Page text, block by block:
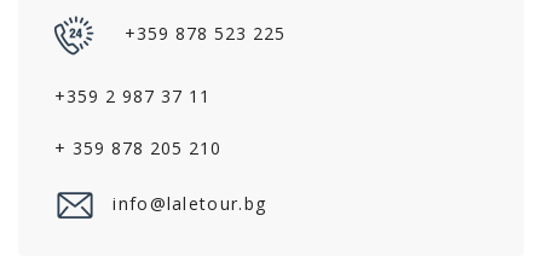
+359 878 523 225
+359 2 987 37 11
+ 359 878 205 210
info@laletour.bg